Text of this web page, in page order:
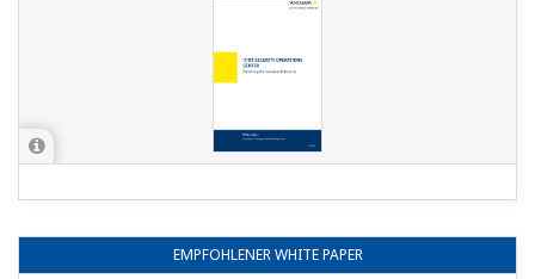
EMPFOHLENER WHITE PAPER